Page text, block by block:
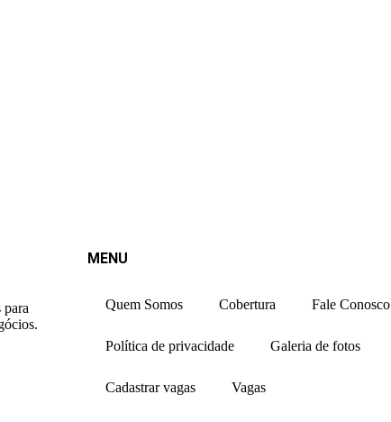
MENU
Quem Somos Cobertura Fale Conosco
Política de privacidade Galeria de fotos
Cadastrar vagas Vagas